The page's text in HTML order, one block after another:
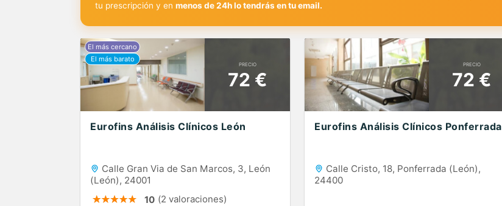
tu prescripción y en menos de 24h lo tendrás en tu email.
PRECIO
72 €
Eurofins Análisis Clínicos León
Calle Gran Via de San Marcos, 3, León
(León), 24001
10 (2 valoraciones)
PRECIO
72 €
Eurofins Análisis Clínicos Ponferrada
Calle Cristo, 18, Ponferrada (León),
24400